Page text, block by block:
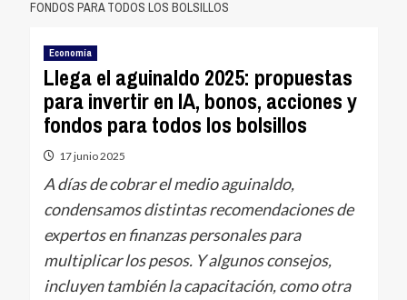
FONDOS PARA TODOS LOS BOLSILLOS
Economía
Llega el aguinaldo 2025: propuestas
para invertir en IA, bonos, acciones y
fondos para todos los bolsillos
17 junio 2025
A días de cobrar el medio aguinaldo,
condensamos distintas recomendaciones de
expertos en finanzas personales para
multiplicar los pesos. Y algunos consejos,
incluyen también la capacitación, como otra